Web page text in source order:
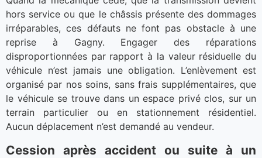
hors service ou que le châssis présente des dommages
irréparables, ces défauts ne font pas obstacle à une
reprise à Gagny. Engager des réparations
disproportionnées par rapport à la valeur résiduelle du
véhicule n’est jamais une obligation. L’enlèvement est
organisé par nos soins, sans frais supplémentaires, que
le véhicule se trouve dans un espace privé clos, sur un
terrain particulier ou en stationnement résidentiel.
Aucun déplacement n’est demandé au vendeur.
Cession après accident ou suite à un